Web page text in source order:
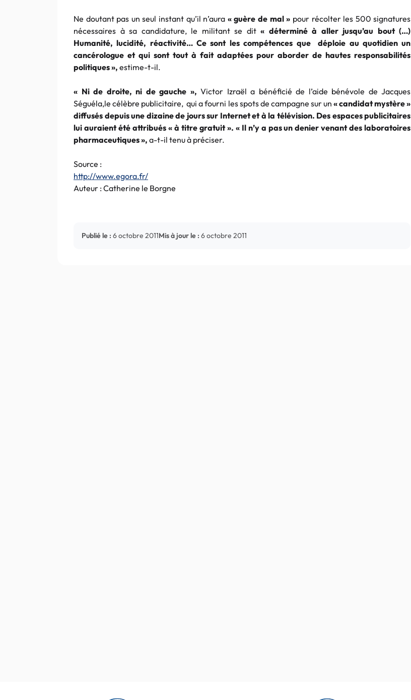
Ne doutant pas un seul instant qu’il n’aura « guère de mal » pour récolter les 500 signatures
nécessaires à sa candidature, le militant se dit« déterminé à aller jusqu’au bout (…)
Humanité, lucidité, réactivité… Ce sont les compétences que déploie au quotidien un
cancérologue et qui sont tout à fait adaptées pour aborder de hautes responsabilités
politiques », estime-t-il.
« Ni de droite, ni de gauche »,Victor Izraël a bénéficié de l’aide bénévole de Jacques
Séguéla,le célèbre publicitaire, qui a fourni les spots de campagne sur un« candidat mystère »
diffusés depuis une dizaine de jours sur Internet et à la télévision. Des espaces publicitaires
lui auraient été attribués « à titre gratuit ». « Il n’y a pas un denier venant des laboratoires
pharmaceutiques », a-t-il tenu à préciser.
Source :
http://www.egora.fr/
Auteur : Catherine le Borgne
Publié le : 6 octobre 2011Mis à jour le : 6 octobre 2011